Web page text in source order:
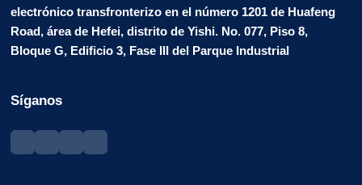
electrónico transfronterizo en el número 1201 de Huafeng
Road, área de Hefei, distrito de Yishi. No. 077, Piso 8,
Bloque G, Edificio 3, Fase III del Parque Industrial
Síganos